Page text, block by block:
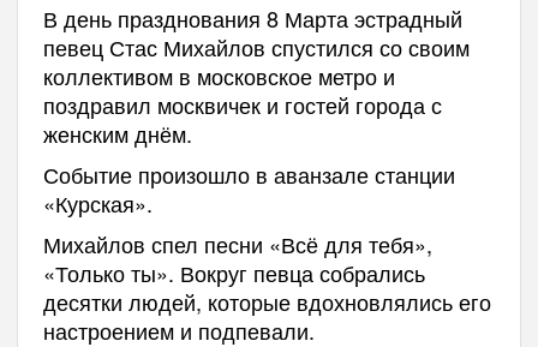
В день празднования 8 Марта эстрадный
певец Стас Михайлов спустился со своим
коллективом в московское метро и
поздравил москвичек и гостей города с
женским днём.
Событие произошло в аванзале станции
«Курская».
Михайлов спел песни «Всё для тебя»,
«Только ты». Вокруг певца собрались
десятки людей, которые вдохновлялись его
настроением и подпевали.